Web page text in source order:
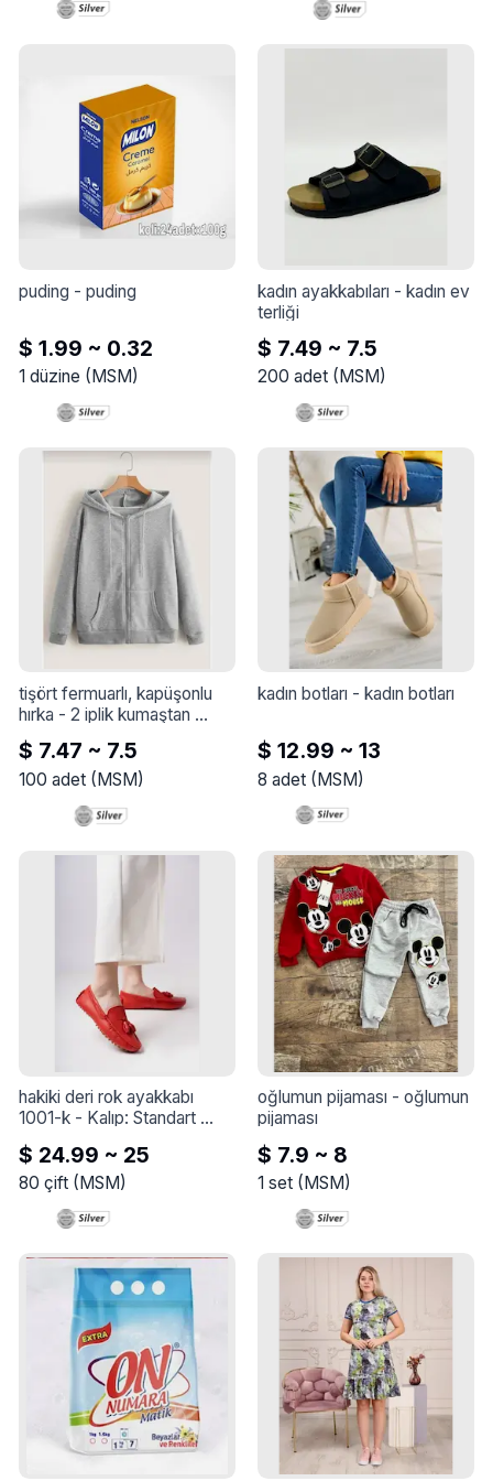
esneklik kazandırılmıştır.
puding - puding
$ 1.99 ~ 0.32
1 düzine ( MSM)
kadın ayakkabıları - kadın ev
terliği
$ 7.49 ~ 7.5
200 adet ( MSM)
tişört fermuarlı, kapüşonlu
hırka - 2 iplik kumaştan
yapılmıştır. İçi fırçalanmış ve
yumuşaktır.
$ 7.47 ~ 7.5
100 adet(MSM)
kadın botları - kadın botları
$ 12.99 ~ 13
8 adet (MSM)
hakiki deri rok ayakkabı
1001-k - Kalıp: Standart
Kalıp
Dış Materyal: Hakiki Deri
İç Materyal: Hakiki Deri
Topuk Yüksekliği: düz
$ 24.99 ~ 25
80 çift(MSM)
oğlumun pijaması - oğlumun
pijaması
$ 7.9 ~ 8
1 set (MSM)